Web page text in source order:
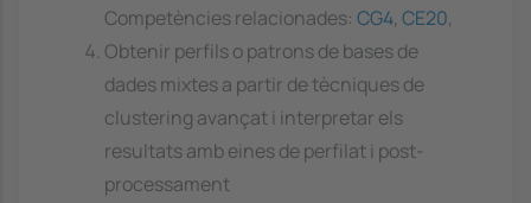
Competències relacionades: CG4, CE20,
Obtenir perfils o patrons de bases de
dades mixtes a partir de tècniques de
clustering avançat i interpretar els
resultats amb eines de perfilat i post-
processament